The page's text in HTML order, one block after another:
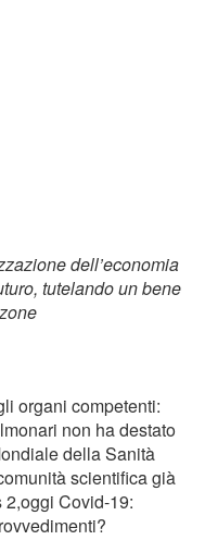
dell’economia
tutelando un bene
organi competenti:
non ha destato
della Sanità
scientifica già
Covid-19: